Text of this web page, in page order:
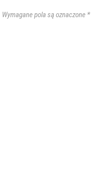
Wymagane pola są oznaczone *